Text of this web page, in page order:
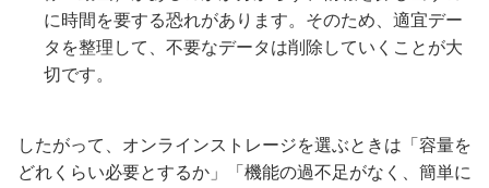
に時間を要する恐れがあります。そのため、適宜デー
タを整理して、不要なデータは削除していくことが大
切です。
したがって、オンラインストレージを選ぶときは「容量を
どれくらい必要とするか」「機能の過不足がなく、簡単に